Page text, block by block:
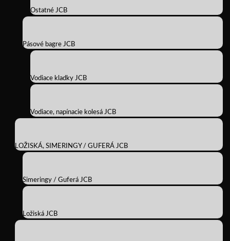
Ostatné JCB
Pásové bagre JCB
Vodiace kladky JCB
Vodiace, napínacie kolesá JCB
LOŽISKÁ, SIMERINGY / GUFERÁ JCB
Simeringy / Guferá JCB
Ložiská JCB